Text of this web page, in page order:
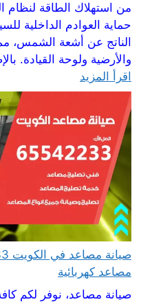
من استهلاك الطاقة لنظام
حماية العوادم الداخلية
الناتج عن أشعة الشمس،
والأرضية ولوحة القيادة.
اقرأ المزيد
مصاعد كهربائية
صيانة مصاعد، نوفر لكم